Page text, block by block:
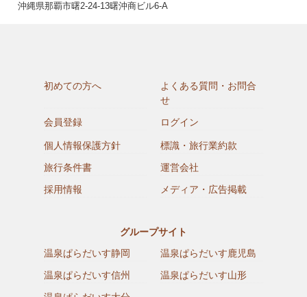
沖縄県那覇市曙2-24-13曙沖商ビル6-A
初めての方へ
よくある質問・お問合
せ
会員登録
ログイン
個人情報保護方針
標識・旅行業約款
旅行条件書
運営会社
採用情報
メディア・広告掲載
グループサイト
温泉ぱらだいす静岡
温泉ぱらだいす鹿児島
温泉ぱらだいす信州
温泉ぱらだいす山形